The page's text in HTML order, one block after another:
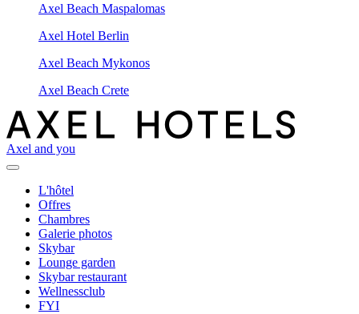
Axel Beach Maspalomas
Axel Hotel Berlin
Axel Beach Mykonos
Axel Beach Crete
Axel and you
L'hôtel
Offres
Chambres
Galerie photos
Skybar
Lounge garden
Skybar restaurant
Wellnessclub
FYI